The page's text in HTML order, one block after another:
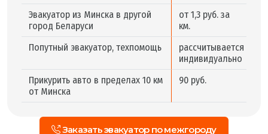
Эвакуатор из Минска в другой
город Беларуси
от 1,3 руб. за
км.
Попутный эвакуатор, техпомощь
рассчитывается
индивидуально
Прикурить авто в пределах 10 км
от Минска
90 руб.
Заказать эвакуатор по межгороду